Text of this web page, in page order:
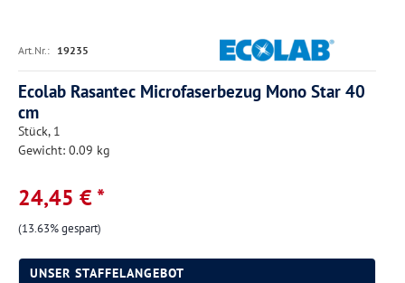
Art.Nr.: 19235
Ecolab Rasantec Microfaserbezug Mono Star 40
cm
Stück, 1
Gewicht: 0.09 kg
24,45 € *
(13.63% gespart)
UNSER STAFFELANGEBOT